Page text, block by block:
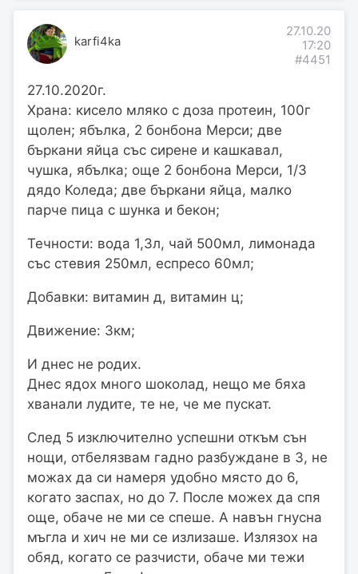
karfi4ka
27.10.20
17:20
#4451
27.10.2020г.
Храна: кисело мляко с доза протеин, 100г
щолен; ябълка, 2 бонбона Мерси; две
бъркани яйца със сирене и кашкавал,
чушка, ябълка; още 2 бонбона Мерси, 1/3
дядо Коледа; две бъркани яйца, малко
парче пица с шунка и бекон;
Течности: вода 1,3л, чай 500мл, лимонада
със стевия 250мл, еспресо 60мл;
Добавки: витамин д, витамин ц;
Движение: 3км;
И днес не родих.
Днес ядох много шоколад, нещо ме бяха
хванали лудите, те не, че ме пускат.
След 5 изключително успешни откъм сън
нощи, отбелязвам гадно разбуждане в 3, не
можах да си намеря удобно място до 6,
когато заспах, но до 7. После можех да спя
още, обаче не ми се спеше. А навън гнусна
мъгла и хич не ми се излизаше. Излязох на
обяд, когато се разчисти, обаче ми тежи